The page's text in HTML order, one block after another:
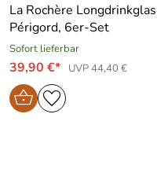
La Rochère Longdrinkglas
Périgord, 6er-Set
Sofort lieferbar
39,90 €* UVP 44,40 €